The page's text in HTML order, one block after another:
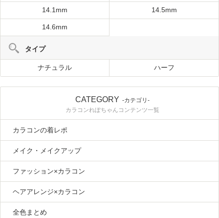
14.1mm 14.5mm
14.6mm
タイプ
ナチュラル ハーフ
CATEGORY -カテゴリ-
カラコンれぽちゃんコンテンツ一覧
カラコンの着レポ
メイク・メイクアップ
ファッション×カラコン
ヘアアレンジ×カラコン
全色まとめ